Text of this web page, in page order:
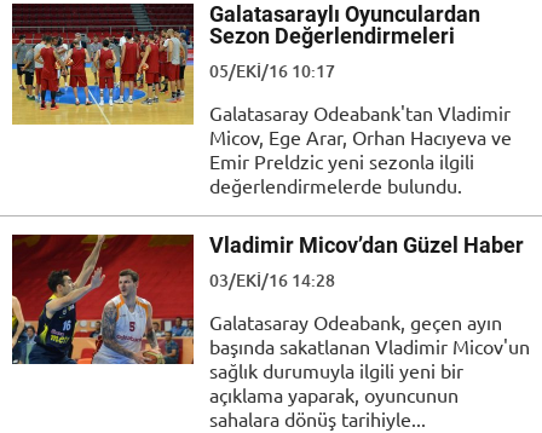
Galatasaraylı Oyunculardan
Sezon Değerlendirmeleri
05/EKI/16 10:17
Galatasaray Odeabank'tan Vladimir
Micov, Ege Arar, Orhan Hacıyeva ve
Emir Preldzic yeni sezonla ilgili
değerlendirmelerde bulundu.
Vladimir Micov’dan Güzel Haber
03/EKI/16 14:28
Galatasaray Odeabank, geçen ayın
başında sakatlanan Vladimir Micov'un
sağlık durumuyla ilgili yeni bir
açıklama yaparak, oyuncunun
sahalara dönüş tarihiyle...